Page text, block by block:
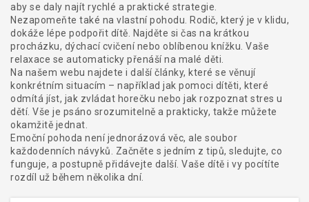
aby se daly najít rychlé a praktické strategie.
Nezapomeňte také na vlastní pohodu. Rodič, který je v klidu,
dokáže lépe podpořit dítě. Najděte si čas na krátkou
procházku, dýchací cvičení nebo oblíbenou knížku. Vaše
relaxace se automaticky přenáší na malé děti.
Na našem webu najdete i další články, které se věnují
konkrétním situacím – například jak pomoci dítěti, které
odmítá jíst, jak zvládat horečku nebo jak rozpoznat stres u
dětí. Vše je psáno srozumitelně a prakticky, takže můžete
okamžitě jednat.
Emoční pohoda není jednorázová věc, ale soubor
každodenních návyků. Začněte s jedním z tipů, sledujte, co
funguje, a postupně přidávejte další. Vaše dítě i vy pocítíte
rozdíl už během několika dní.